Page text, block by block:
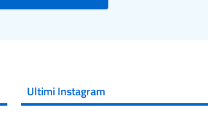
Ultimi Instagram